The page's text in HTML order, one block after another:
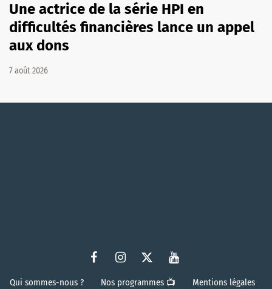
Une actrice de la série HPI en
difficultés financières lance un appel
aux dons
7 août 2026
Qui sommes-nous ? Nos programmes 📺 Mentions légales